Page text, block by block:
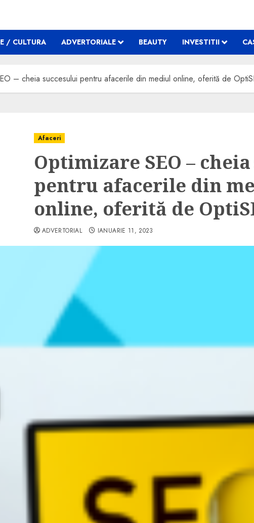
/ CULTURA ADVERTORIALE BEAUTY INVESTITII
– cheia succesului pentru afacerile din mediul online, oferită de
Afaceri
Optimizare SEO –
pentru afacerile din
online, oferită de
ADVERTORIAL IANUARIE 11, 2023